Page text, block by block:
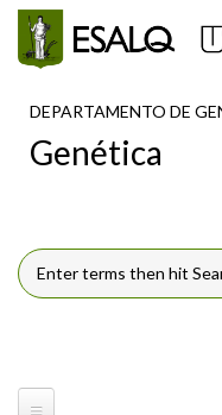
Pular para o conteúdo
DEPARTAMENTO DE
Genética